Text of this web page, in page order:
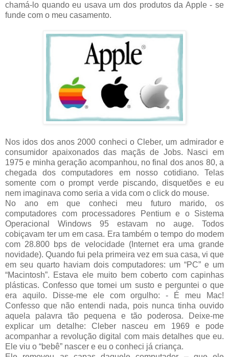
chamá-lo quando eu usava um dos produtos da Apple - se
funde com o meu casamento.
Nos idos dos anos 2000 conheci o Cleber, um admirador e
consumidor apaixonados das maçãs de Jobs. Nasci em
1975 e minha geração acompanhou, no final dos anos 80, a
chegada dos computadores em nosso cotidiano. Telas
somente com o prompt verde piscando, disquetões e eu
nem imaginava como seria a vida com o click do mouse.
No ano em que conheci meu futuro marido, os
computadores com processadores Pentium e o Sistema
Operacional Windows 95 estavam no auge. Todos
cobiçavam ter um em casa. Era também o tempo do modem
com 28.800 bps de velocidade (Internet era uma grande
novidade). Quando fui pela primeira vez em sua casa, vi que
em seu quarto haviam dois computadores: um “PC” e um
“Macintosh”. Estava ele muito bem coberto com capinhas
plásticas. Confesso que tomei um susto e perguntei o que
era aquilo. Disse-me ele com orgulho: - É meu Mac!
Confesso que não entendi nada, pois nunca tinha ouvido
aquela palavra tão pequena e tão poderosa. Deixe-me
explicar um detalhe: Cleber nasceu em 1969 e pode
acompanhar a revolução digital com mais detalhes que eu.
Ele viu o “bebê” nascer e eu o conheci já criança.